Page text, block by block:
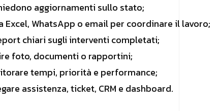
aggiornamenti sullo stato;
Excel, WhatsApp o email per coordinare il lavoro;
chiari sugli interventi completati;
foto, documenti o rapportini;
tempi, priorità e performance;
assistenza, ticket, CRM e dashboard.